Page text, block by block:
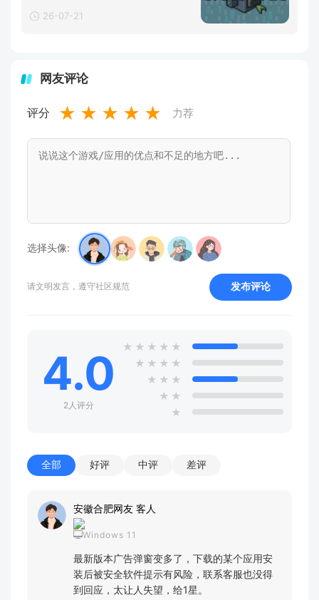
26-07-21
网友评论
评分 ★ ★ ★ ★ ★ 力荐
选择头像:
请文明发言，遵守社区规范 发布评论
4.0
2人评分
★ ★ ★ ★ ★
★ ★ ★ ★
★ ★ ★
★ ★
★
全部 好评 中评 差评
安徽合肥网友 客人
Windows 11
最新版本广告弹窗变多了，下载的某个应用安
装后被安全软件提示有风险，联系客服也没得
到回应，太让人失望，给1星。